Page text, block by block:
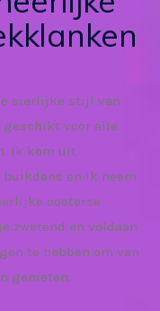
sierlijke stijl van
geschikt voor alle
Ik kom uit
en ik neem
oosterse
zwetend en voldaan
te hebben om van
genieten.